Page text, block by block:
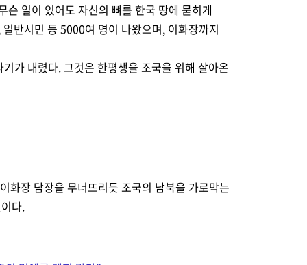
일이 있어도 자신의 뼈를 한국 땅에 묻히게
반시민 등 5000여 명이 나왔으며, 이화장까지
가 내렸다. 그것은 한평생을 조국을 위해 살아온
화장 담장을 무너뜨리듯 조국의 남북을 가로막는
다.